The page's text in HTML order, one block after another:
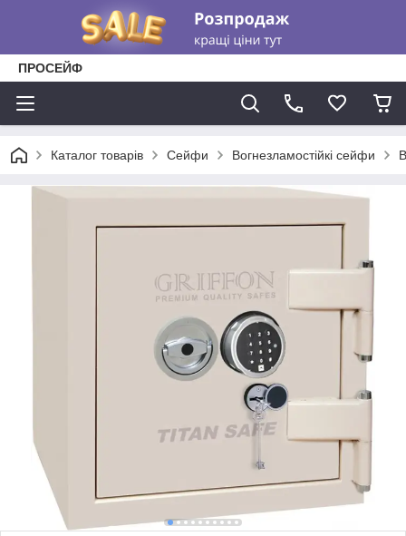
ПРОСЕЙФ
Каталог товарів Сейфи Вогнезламостійкі сейфи